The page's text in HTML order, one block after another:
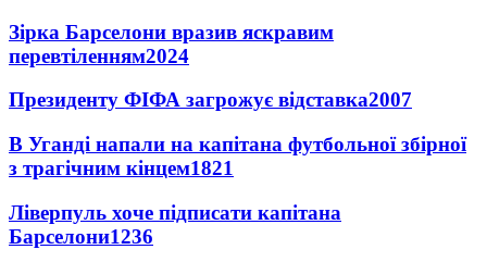
Зірка Барселони вразив яскравим
перевтіленням2024
Президенту ФІФА загрожує відставка2007
В Уганді напали на капітана футбольної збірної
з трагічним кінцем1821
Ліверпуль хоче підписати капітана
Барселони1236